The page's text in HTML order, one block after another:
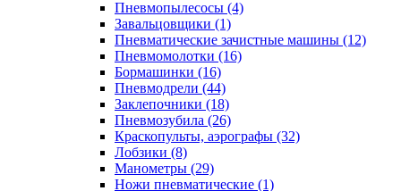
Пневмопылесосы (4)
Завальцовщики (1)
Пневматические зачистные машины (12)
Пневмомолотки (16)
Бормашинки (16)
Пневмодрели (44)
Заклепочники (18)
Пневмозубила (26)
Краскопульты, аэрографы (32)
Лобзики (8)
Манометры (29)
Ножи пневматические (1)